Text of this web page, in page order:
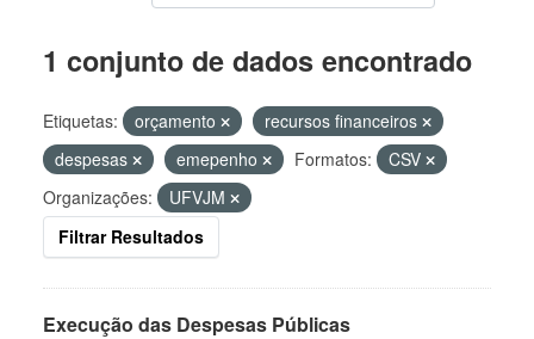
1 conjunto de dados encontrado
Etiquetas: orçamento
recursos financeiros
despesas
emepenho Formatos:
CSV
Organizações:
UFVJM
Filtrar Resultados
Execução das Despesas Públicas